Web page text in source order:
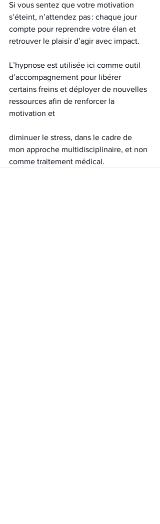
Si vous sentez que votre motivation
s’éteint, n’attendez pas : chaque jour
compte pour reprendre votre élan et
retrouver le plaisir d’agir avec impact.
L’hypnose est utilisée ici comme outil
d’accompagnement pour libérer
certains freins et déployer de nouvelles
ressources afin de renforcer la
motivation et
diminuer le stress, dans le cadre de
mon approche multidisciplinaire, et non
comme traitement médical.